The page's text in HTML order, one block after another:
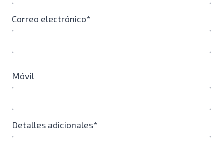
Correo electrónico*
Móvil
Detalles adicionales*